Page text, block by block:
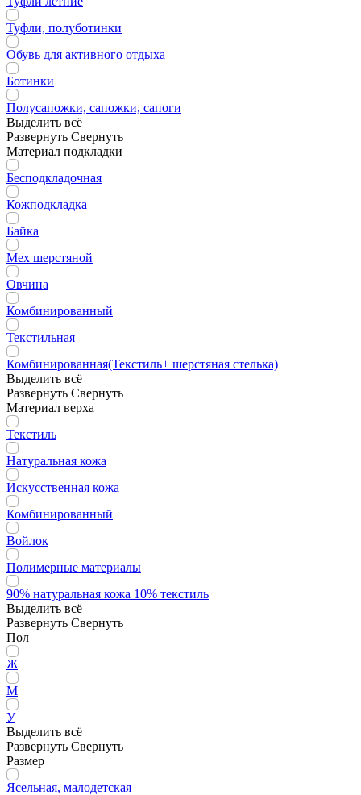
Туфли, полуботинки
Обувь для активного отдыха
Ботинки
Полусапожки, сапожки, сапоги
Выделить всё
Развернуть Свернуть
Материал подкладки
Бесподкладочная
Кожподкладка
Байка
Мех шерстяной
Овчина
Комбинированный
Текстильная
Комбинированная(Текстиль+ шерстяная стелька)
Выделить всё
Развернуть Свернуть
Материал верха
Текстиль
Натуральная кожа
Искусственная кожа
Комбинированный
Войлок
Полимерные материалы
90% натуральная кожа 10% текстиль
Выделить всё
Развернуть Свернуть
Пол
Ж
М
У
Выделить всё
Развернуть Свернуть
Размер
Ясельная, малодетская